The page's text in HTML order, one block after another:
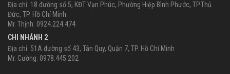
Địa chỉ: 18 đường số 5, KĐT Vạn Phúc, Phường Hiệp Bình Phước, TP.Thủ
Đức, TP. Hồ Chí Minh.
Mr. Thịnh: 0924.224.474
CHI NHÁNH 2
Địa chỉ: 51A đường số 43, Tân Quy, Quận 7, TP. Hồ Chí Minh
Mr. Cường: 0978.445.202